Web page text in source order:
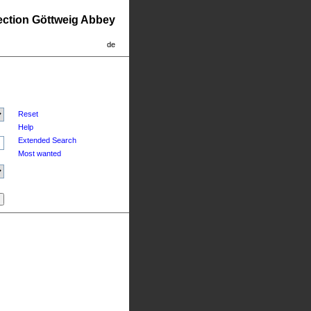
Göttweig Abbey
de
Reset
Help
Extended Search
Most wanted